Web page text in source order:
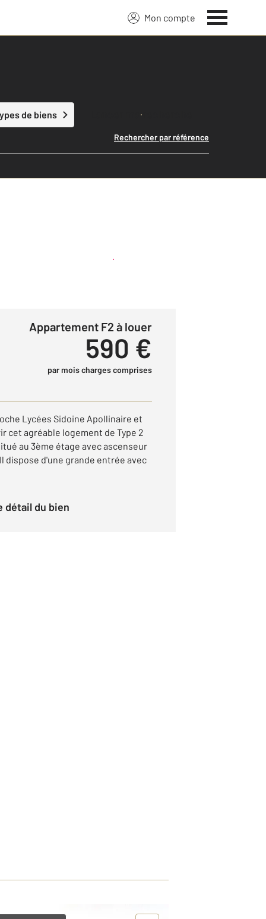
Mon compte
de biens Lancer ma recherche
Rechercher par référence
Créer une alerte
Appartement F2 à louer
590 €
par mois charges comprises
Lycées Sidoine Apollinaire et
cet agréable logement de Type 2
au 3ème étage avec ascenseur
dispose d'une grande entrée avec
détail du bien